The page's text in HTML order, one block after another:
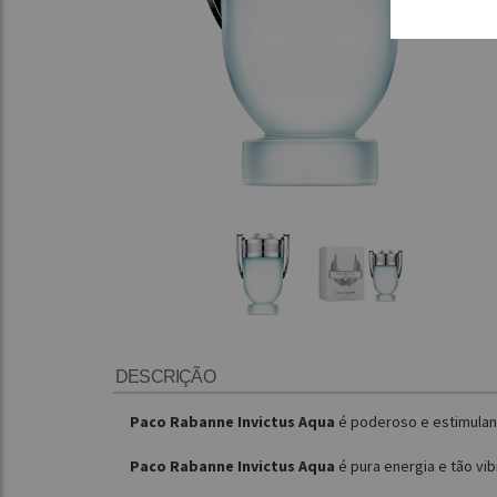
DESCRIÇÃO
Paco Rabanne Invictus Aqua é poderoso e
Paco Rabanne Invictus Aqua é pura energia e tão